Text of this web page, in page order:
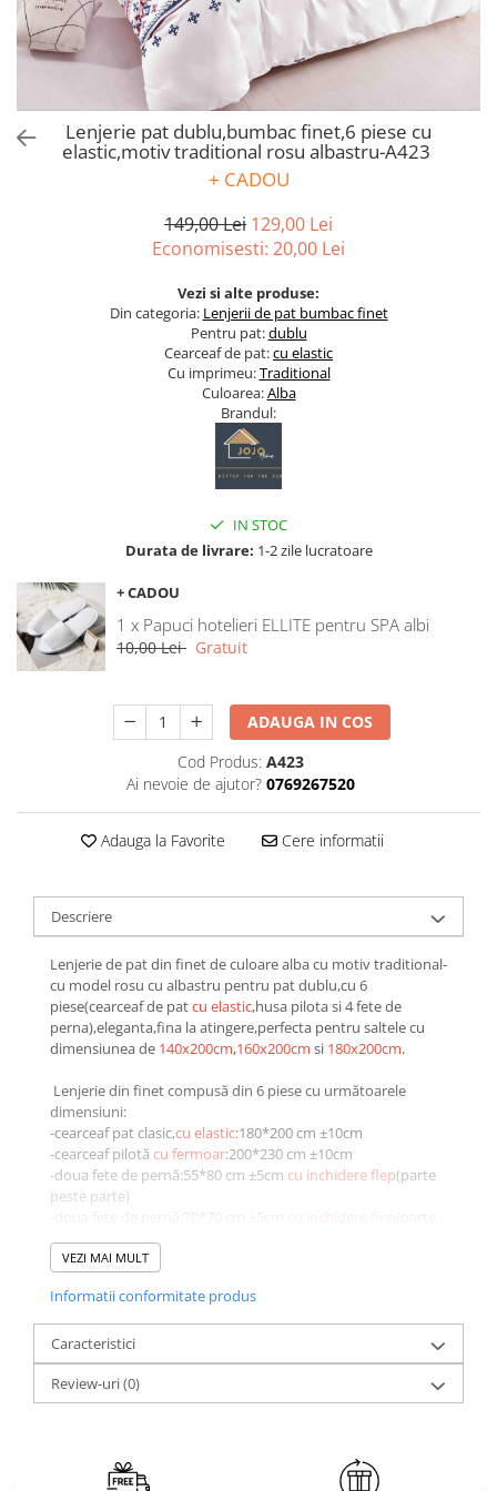
Bumbac satinat
Bumbac policoton
Compatibile cu saltea
100x200cm
120x200cm
Tipul cearceafului de pat
Mov
Rosie
Roz
Cu flori
Uni (1-2 culori)
Cu inimioare
Cu pisici
Cu Animal Print
Cu ursuleti
Brodate
Cu Motiv Traditional
Lenjerie pat dublu,bumbac finet,6 piese cu
elastic,motiv traditional rosu albastru-A423
+ CADOU
149,00 Lei 129,00 Lei
Economisesti: 20,00 Lei
Vezi si alte produse:
Din categoria: Lenjerii de pat bumbac finet
Pentru pat:dublu
Cearceaf de pat:cu elastic
Cu imprimeu:Traditional
Culoarea:Alba
Brandul:
IN STOC
Durata de livrare: 1-2 zile lucratoare
+ CADOU
1 x Papuci hotelieri ELLITE pentru SPA albi
10,00 Lei Gratuit
ADAUGA IN COS
Cod Produs: A423
Ai nevoie de ajutor? 0769267520
Adauga la Favorite Cere informatii
Descriere
Lenjerie de pat din finet de culoare alba cu motiv traditional-
cu model rosu cu albastru pentru pat dublu,cu 6
piese(cearceaf de patcu elastic,husa pilota si 4 fete de
perna),eleganta,fina la atingere,perfecta pentru saltele cu
dimensiunea de 140x200cm,160x200cm si 180x200cm.
Lenjerie din finet compusă din 6 piese cu următoarele
dimensiuni:
-cearceaf pat clasic,cu elastic:180*200 cm ±10cm
-cearceaf pilotă cu fermoar:200*230 cm ±10cm
-doua fete de pernă:55*80 cm ±5cm cu inchidere flep(parte
peste parte)
peste parte)
- confort sporit
- păstrează căldura lăsând în același timp pielea să respire;
- material foarte moale;
- rezistență îndelungată în timp;
- ușor de întreținut
- se spală normal
- rezistentă sporită a culorilor , nu se decolorează in timp.
VEZI MAI MULT
Informatii conformitate produs
Caracteristici
Review-uri(0)